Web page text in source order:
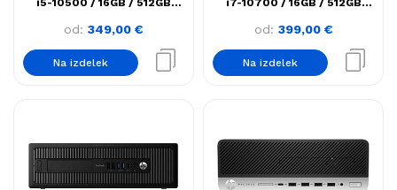
od: 349,00 €
Na izdelek
od: 399,00 €
Na izdelek